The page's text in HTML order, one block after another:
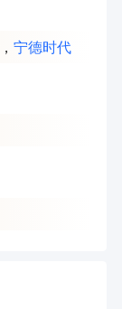
，宁德时代